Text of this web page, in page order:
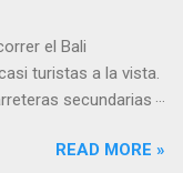
que
viaje.
sean útiles para
ser útil a la hora de
el Bali
turistas a la vista.
secundarias
READ MORE »